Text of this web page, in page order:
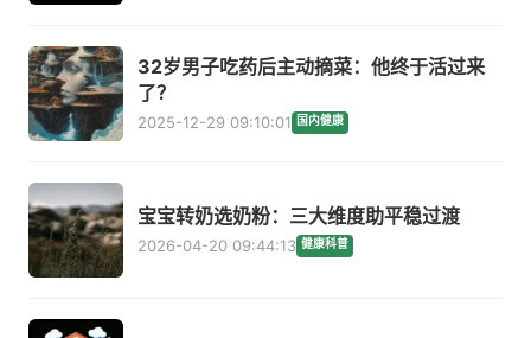
32岁男子吃药后主动摘菜：他终于活过来
了？
2025-12-29 09:10:01 国内健康
宝宝转奶选奶粉：三大维度助平稳过渡
2026-04-20 09:44:13 健康科普